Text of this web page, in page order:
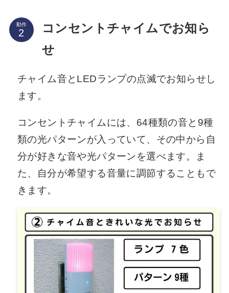
動作
コンセントチャイムでお知ら
せ
チャイム音とLEDランプの点滅でお知らせし
ます。
コンセントチャイムには、64種類の音と9種
類の光パターンが入っていて、その中から自
分が好きな音や光パターンを選べます。ま
た、自分が希望する音量に調節することもで
きます。